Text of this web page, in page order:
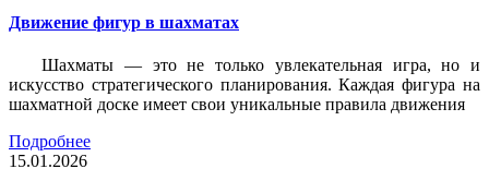
Движение фигур в шахматах
Шахматы — это не только увлекательная игра, но и
искусство стратегического планирования. Каждая фигура на
шахматной доске имеет свои уникальные правила движения
Подробнее
15.01.2026